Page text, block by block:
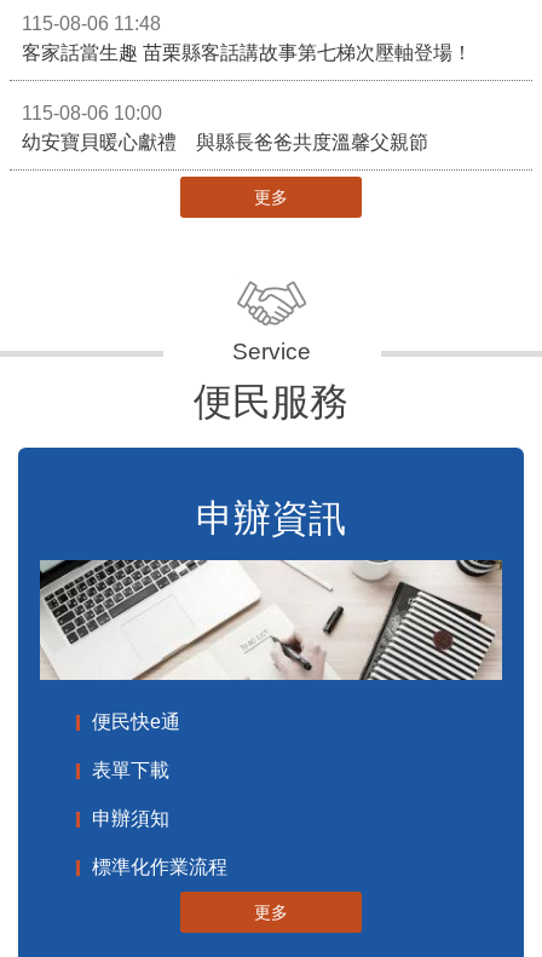
115-08-06 11:48
客家話當生趣 苗栗縣客話講故事第七梯次壓軸登場！
115-08-06 10:00
幼安寶貝暖心獻禮 與縣長爸爸共度溫馨父親節
更多
便民服務
申辦資訊
便民快e通
表單下載
申辦須知
標準化作業流程
更多